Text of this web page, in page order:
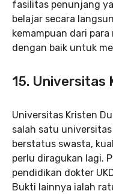
fasilitas penunjang
belajar secara
kemampuan dari
dengan baik untuk
15. Universitas
Universitas Kristen
salah satu
berstatus swasta,
perlu diragukan lagi.
pendidikan dokter
Bukti lainnya ialah